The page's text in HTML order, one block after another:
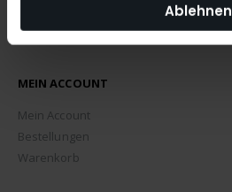
Ablehnen
MEIN ACCOUNT
Mein Account
Bestellungen
Warenkorb